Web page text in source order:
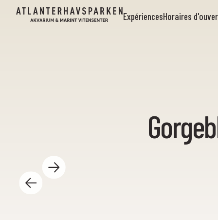
ExpériencesHoraires